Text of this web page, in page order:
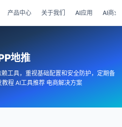
产品中心 关于我们 AI应用 AI商业
地推
工具，重视基础配置和安全防护，定期备
程 AI工具推荐 电商解决方案